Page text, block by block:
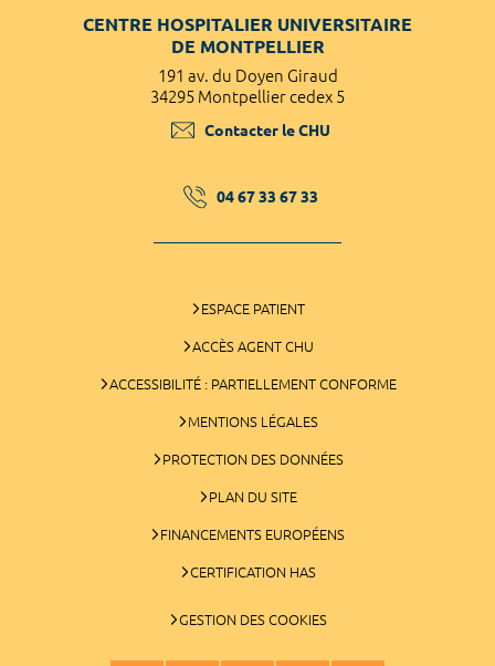
CENTRE HOSPITALIER UNIVERSITAIRE
DE MONTPELLIER
191 av. du Doyen Giraud
34295 Montpellier cedex 5
Contacter le CHU
04 67 33 67 33
ESPACE PATIENT
ACCÈS AGENT CHU
ACCESSIBILITÉ : PARTIELLEMENT CONFORME
MENTIONS LÉGALES
PROTECTION DES DONNÉES
PLAN DU SITE
FINANCEMENTS EUROPÉENS
CERTIFICATION HAS
GESTION DES COOKIES